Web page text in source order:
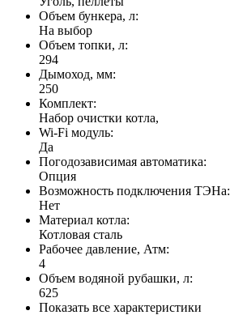
Объем бункера, л:
На выбор
Объем топки, л:
294
Дымоход, мм:
250
Комплект:
Набор очистки котла,
Wi-Fi модуль:
Да
Погодозависимая автоматика:
Опция
Возможность подключения ТЭНа:
Нет
Материал котла:
Котловая сталь
Рабочее давление, Атм:
4
Объем водяной рубашки, л:
625
Показать все характеристики